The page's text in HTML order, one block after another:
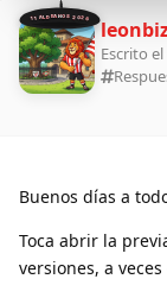
11 ALDEANOS 2026
Escrito
Buenos días a
Toca abrir la
versiones, a